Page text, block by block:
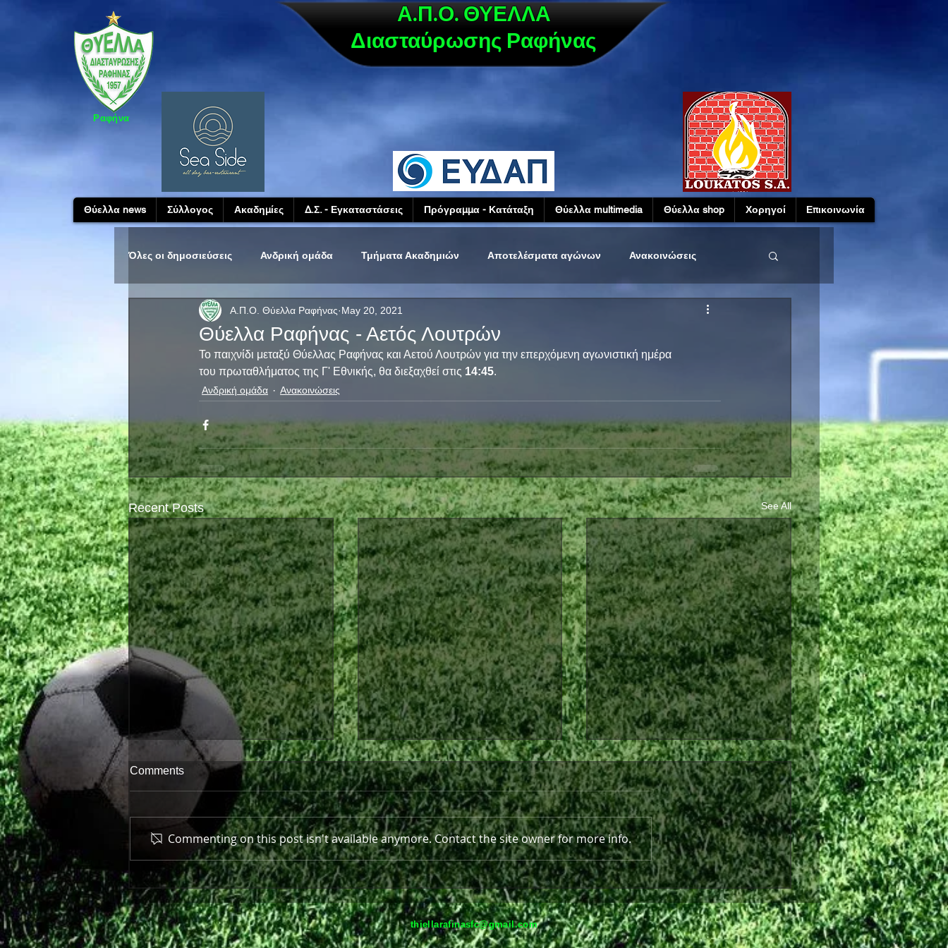
Ραφήνα
Α.Π.Ο. ΘΥΕΛΛΑ
Διασταύρωσης Ραφήνας
Θύελλα news Σύλλογος Ακαδημίες Δ.Σ. - Εγκαταστάσεις Πρόγραμμα - Κατάταξη Θύελλα multimedia Θύελλα shop Χορηγοί Επικοινωνία
Όλες οι δημοσιεύσεις Ανδρική ομάδα Τμήματα Ακαδημιών Αποτελέσματα αγώνων Ανακοινώσεις
Θύελλα Ραφήνας - Αετός Λουτρών
Α.Π.Ο. Θύελλα Ραφήνας May 20, 2021
Το παιχνίδι μεταξύ Θύελλας Ραφήνας και Αετού Λουτρών για την επερχόμενη αγωνιστική ημέρα
του πρωταθλήματος της Γ' Εθνικής, θα διεξαχθεί στις 14:45.
Ανδρική ομάδα Ανακοινώσεις
Recent Posts See All
Πρώτη παράσταση μπροστά
στον κόσμο της!
Στο πλευρό της Θύελλας και
τη νέα σεζόν ο Ανδρέας
Πισκοπάκης
Παρελθόν από τη Θύελλα
Ραφήνας ο Θωμάς Ντάφλας
Comments
Commenting on this post isn't available anymore. Contact the site owner for more info.
thiellarafinasfc@gmail.com